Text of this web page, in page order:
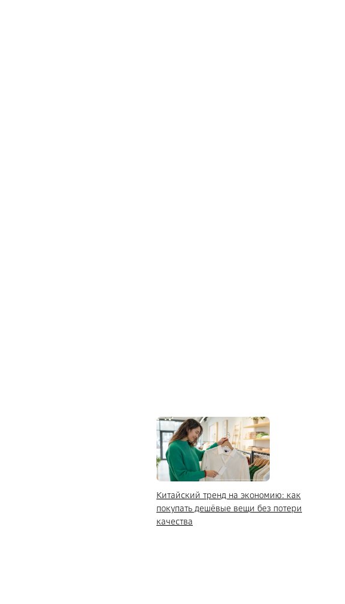
Китайский тренд на экономию: как
покупать дешёвые вещи без потери
качества